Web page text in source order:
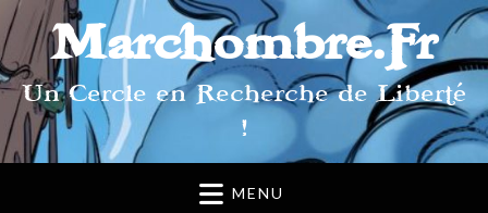
Marchombre.Fr
Un Cercle en Recherche de Liberté
!
MENU